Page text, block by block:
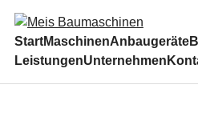
StartMaschinenAnbaugeräte
LeistungenUnternehmen